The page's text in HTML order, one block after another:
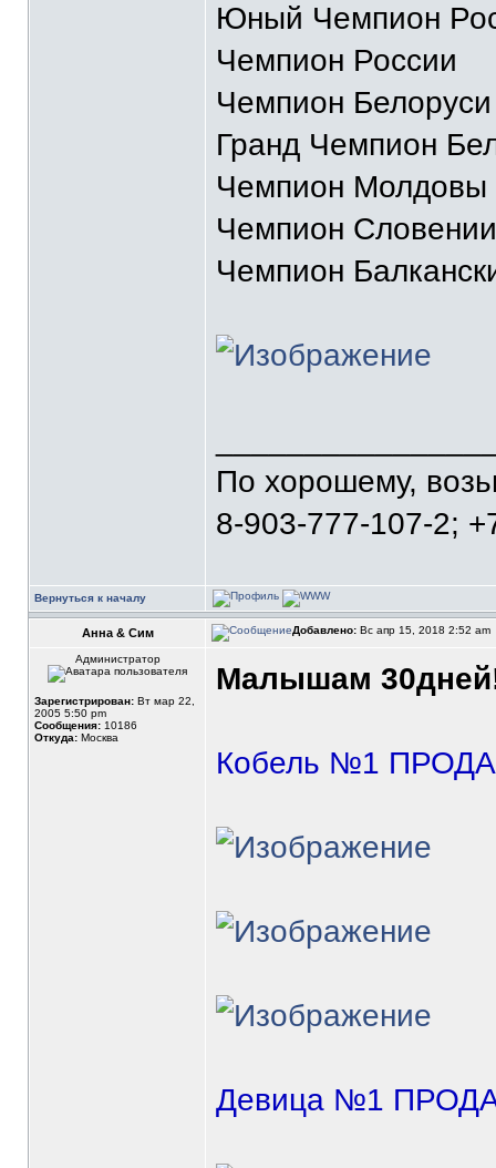
Юный Чемпион
Чемпион России
Чемпион Белоруси
Гранд Чемпион
Чемпион Молдовы
Чемпион Словении
Чемпион
По хорошему,
8-903-777-107-2;
Вернуться к началу
Анна & Сим Добавлено: Вс апр 15, 2018 2:52 am
Администратор
Зарегистрирован: Вт мар 22,
2005 5:50 pm
Сообщения: 10186
Откуда: Москва
Малышам
Кобель №1
Девица №1